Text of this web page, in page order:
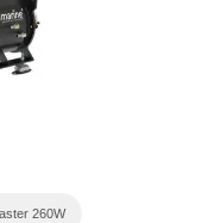
260W